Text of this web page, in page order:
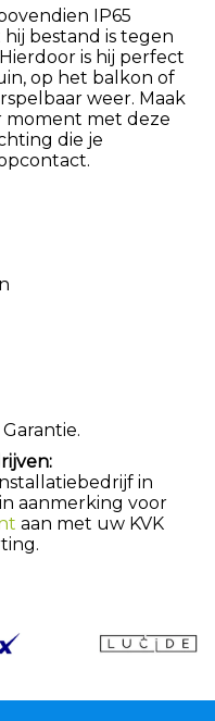
IP65
bestand is tegen
is hij perfect
op het balkon of
weer. Maak
moment met deze
die je
in
aanmerking voor
aan met uw KVK